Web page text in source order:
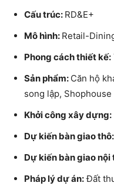
Cấu trúc: RD&E+
Mô hình: Retail-
Phong cách thiết kế:
Sản phẩm: Căn hộ
song lập,
Khởi công xây dựng:
Dự kiến bàn giao thô:
Dự kiến bàn giao nội
Pháp lý dự án:Đất